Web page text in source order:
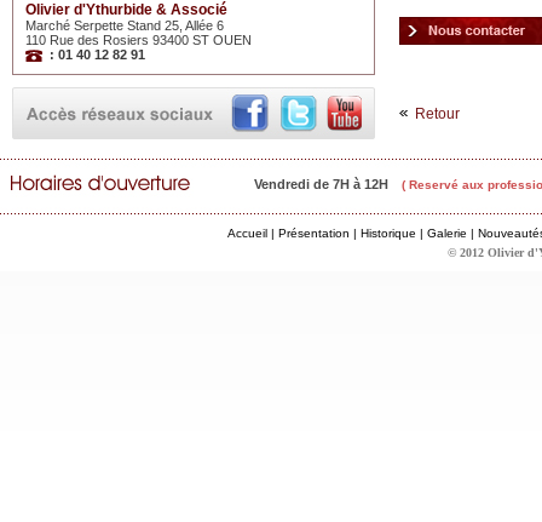
Olivier d'Ythurbide & Associé
Marché Serpette Stand 25, Allée 6
110 Rue des Rosiers 93400 ST OUEN
: 01 40 12 82 91
Retour
Vendredi de 7H à 12H ( Reservé aux
Accueil Présentation Historique Galerie
© 2012 Olivier